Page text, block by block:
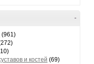
-
(961)
и костей (69)